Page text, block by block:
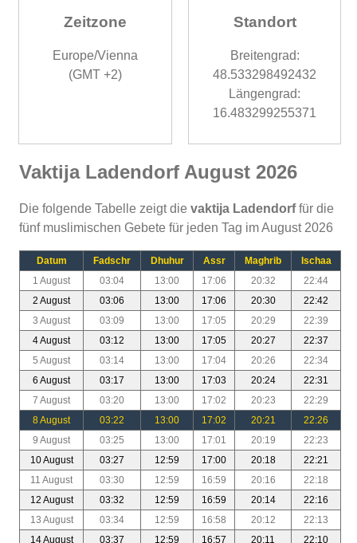
Zeitzone
Europe/Vienna
(GMT +2)
Standort
Breitengrad:
48.533298492432
Längengrad:
16.483299255371
Vaktija Ladendorf August 2026
Die folgende Tabelle zeigt die vaktija Ladendorffür die
fünf muslimischen Gebete für jeden Tag im August 2026
Datum Fadschr Dhuhur Assr Maghrib
Ischaa
1 August
03:04 13:00 17:06 20:32
22:44
2 August
03:06 13:00 17:06 20:30
22:42
3 August
03:09 13:00 17:05 20:29
22:39
4 August
03:12 13:00 17:05 20:27
22:37
5 August
03:14 13:00 17:04 20:26
22:34
6 August
03:17 13:00 17:03 20:24
22:31
7 August
03:20 13:00 17:02 20:23
22:29
8 August
03:22 13:00 17:02 20:21
22:26
9 August
03:25 13:00 17:01 20:19
22:23
10 August
03:27 12:59 17:00 20:18
22:21
11 August
03:30 12:59 16:59 20:16
22:18
12 August
03:32 12:59 16:59 20:14
22:16
13 August
03:34 12:59 16:58 20:12
22:13
14 August
03:37 12:59 16:57 20:11 22:10